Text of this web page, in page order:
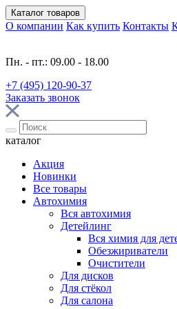
Каталог товаров
О компании Как купить Контакты
Пн. - пт.: 09.00 - 18.00
+7 (495) 120-90-37
Заказать звонок
каталог
Акция
Новинки
Все товары
Автохимия
Вся автохимия
Детейлинг
Вся химия для
Обезжириватели
Очистители
Для дисков
Для стёкол
Для салона